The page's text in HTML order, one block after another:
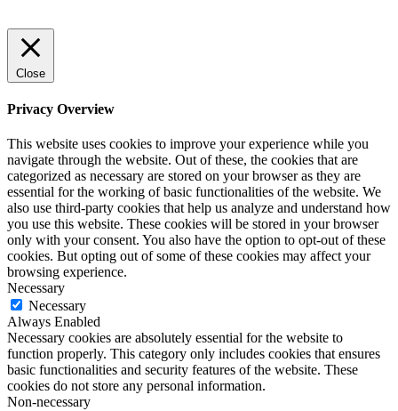
Close
Privacy Overview
This website uses cookies to improve your experience while you
navigate through the website. Out of these, the cookies that are
categorized as necessary are stored on your browser as they are
essential for the working of basic functionalities of the website. We
also use third-party cookies that help us analyze and understand how
you use this website. These cookies will be stored in your browser
only with your consent. You also have the option to opt-out of these
cookies. But opting out of some of these cookies may affect your
browsing experience.
Necessary
Necessary
Always Enabled
Necessary cookies are absolutely essential for the website to
function properly. This category only includes cookies that ensures
basic functionalities and security features of the website. These
cookies do not store any personal information.
Non-necessary